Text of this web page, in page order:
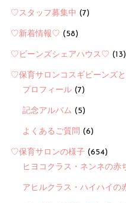
♡スタッフ募集中 (7)
♡新着情報♡ (58)
♡ビーンズシェアハウス♡ (13)
♡保育サロンコスギビーンズ
プロフィール (7)
記念アルバム (5)
よくあるご質問 (6)
♡保育サロンの様子 (654)
ヒヨコクラス・ネンネの赤
アヒルクラス・ハイハイの